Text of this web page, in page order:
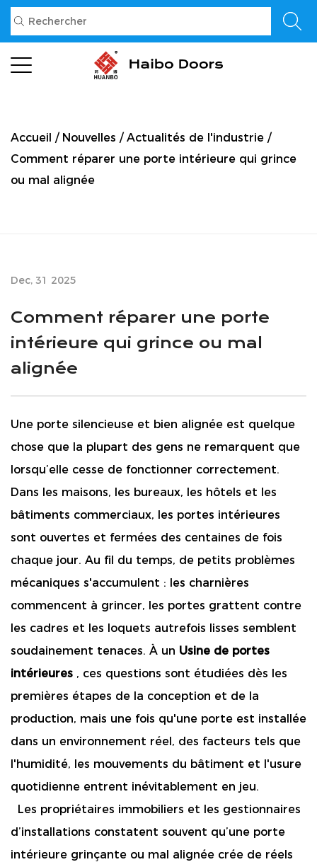
Accueil / Nouvelles / Actualités de l'industrie /
Comment réparer une porte intérieure qui grince
ou mal alignée
Dec, 31 2025
Comment réparer une porte
intérieure qui grince ou mal
alignée
Une porte silencieuse et bien alignée est quelque
chose que la plupart des gens ne remarquent que
lorsqu’elle cesse de fonctionner correctement.
Dans les maisons, les bureaux, les hôtels et les
bâtiments commerciaux, les portes intérieures
sont ouvertes et fermées des centaines de fois
chaque jour. Au fil du temps, de petits problèmes
mécaniques s'accumulent : les charnières
commencent à grincer, les portes grattent contre
les cadres et les loquets autrefois lisses semblent
soudainement tenaces. À un Usine de portes
intérieures , ces questions sont étudiées dès les
premières étapes de la conception et de la
production, mais une fois qu'une porte est installée
dans un environnement réel, des facteurs tels que
l'humidité, les mouvements du bâtiment et l'usure
quotidienne entrent inévitablement en jeu.
d’installations constatent souvent qu’une porte
intérieure grinçante ou mal alignée crée de réels